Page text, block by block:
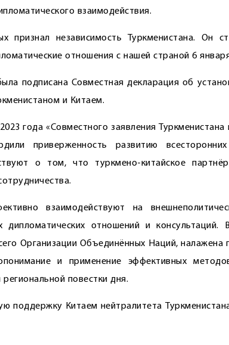
взаимодействия.
признал независимость Туркменистана. Он
отношения с нашей страной 6
подписана Совместная декларация об
и Китаем.
года «Совместного заявления
приверженность развитию
о том, что туркмено-китайское
взаимодействуют на
дипломатических отношений и
Организации Объединённых Наций,
и применение эффективных
повестки дня.
поддержку Китаем нейтралитета